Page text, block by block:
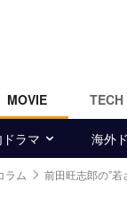
MOVIE TECH
ラマ 海外
ラム 前田旺志郎の”若